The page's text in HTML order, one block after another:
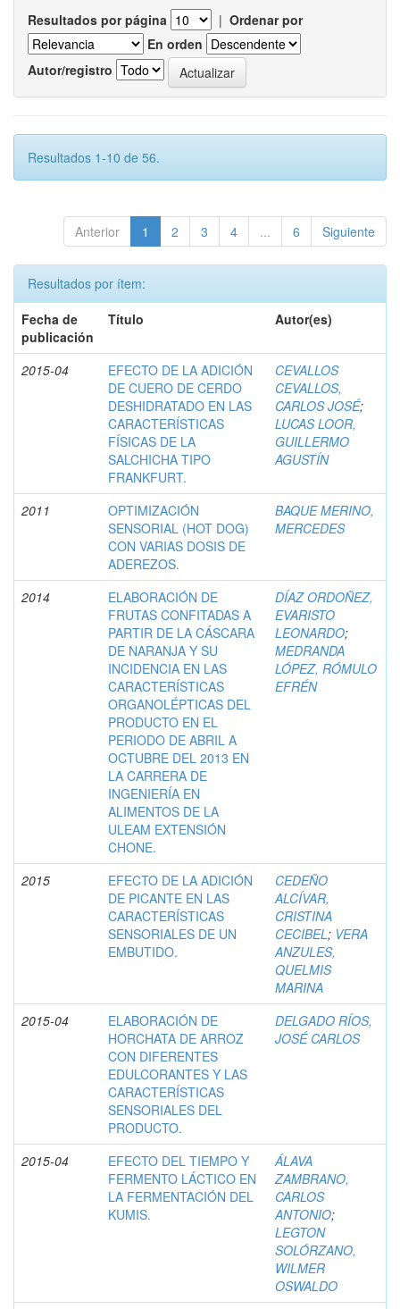
Resultados por página | Ordenar por
En orden
Autor/registro
Resultados 1-10 de 56.
Anterior 1 2 3 4 ... 6 Siguiente
Resultados por ítem:
Fecha de
publicación
Título Autor(es)
2015-04
EFECTO DE LA ADICIÓN
DE CUERO DE CERDO
DESHIDRATADO EN LAS
CARACTERÍSTICAS
FÍSICAS DE LA
SALCHICHA TIPO
FRANKFURT.
CEVALLOS
CEVALLOS,
CARLOS JOSÉ;
LUCAS LOOR,
GUILLERMO
AGUSTÍN
2011
OPTIMIZACIÓN
SENSORIAL (HOT DOG)
CON VARIAS DOSIS DE
ADEREZOS.
BAQUE MERINO,
MERCEDES
2014
ELABORACIÓN DE
FRUTAS CONFITADAS A
PARTIR DE LA CÁSCARA
DE NARANJA Y SU
INCIDENCIA EN LAS
CARACTERÍSTICAS
ORGANOLÉPTICAS DEL
PRODUCTO EN EL
PERIODO DE ABRIL A
OCTUBRE DEL 2013 EN
LA CARRERA DE
INGENIERÍA EN
ALIMENTOS DE LA
ULEAM EXTENSIÓN
CHONE.
DÍAZ ORDOÑEZ,
EVARISTO
LEONARDO;
MEDRANDA
LÓPEZ, RÓMULO
EFRÉN
2015
EFECTO DE LA ADICIÓN
DE PICANTE EN LAS
CARACTERÍSTICAS
SENSORIALES DE UN
EMBUTIDO.
CEDEÑO
ALCÍVAR,
CRISTINA
CECIBEL; VERA
ANZULES,
QUELMIS
MARINA
2015-04
ELABORACIÓN DE
HORCHATA DE ARROZ
CON DIFERENTES
EDULCORANTES Y LAS
CARACTERÍSTICAS
SENSORIALES DEL
PRODUCTO.
DELGADO RÍOS,
JOSÉ CARLOS
2015-04
EFECTO DEL TIEMPO Y
FERMENTO LÁCTICO EN
LA FERMENTACIÓN DEL
KUMIS.
ÁLAVA
ZAMBRANO,
CARLOS
ANTONIO;
LEGTON
SOLÓRZANO,
WILMER
OSWALDO